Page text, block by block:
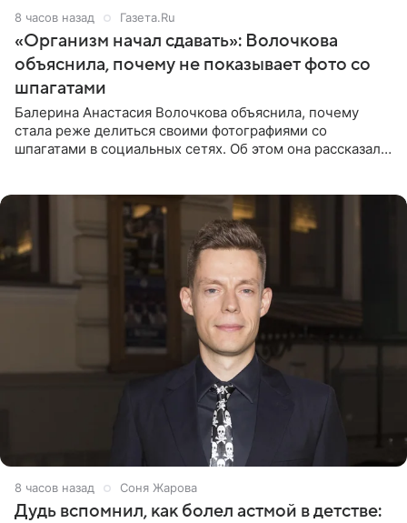
8 часов назад Газета.Ru
«Организм начал сдавать»: Волочкова
объяснила, почему не показывает фото со
шпагатами
Балерина Анастасия Волочкова объяснила, почему
стала реже делиться своими фотографиями со
шпагатами в социальных сетях. Об этом она рассказала
8 часов назад Соня Жарова
Дудь вспомнил, как болел астмой в детстве: